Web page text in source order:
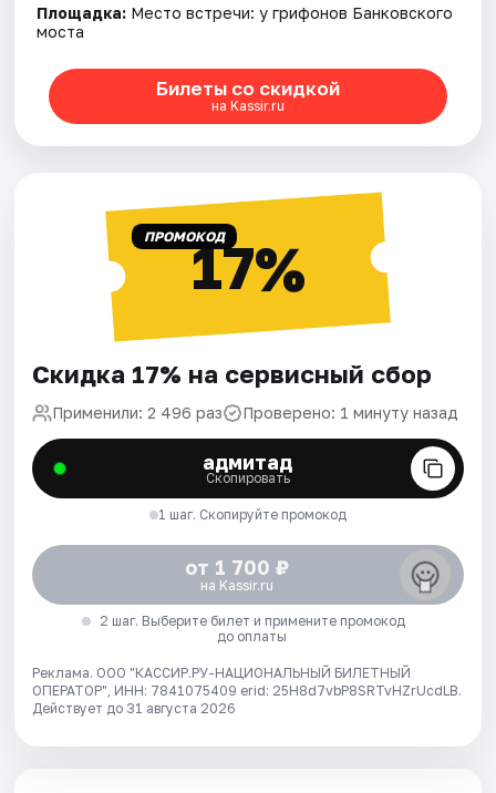
Площадка: Место встречи: у грифонов Банковского
моста
Билеты со скидкой
на Kassir.ru
ПРОМОКОД17%
Скидка 17% на сервисный сбор
Применили: 2 496 раз Проверено: 1 минуту назад
адмитад
Скопировать
1 шаг. Скопируйте промокод
от 1 700 ₽
на Kassir.ru
2 шаг. Выберите билет и примените промокод
до оплаты
Реклама. ООО "КАССИР.РУ-НАЦИОНАЛЬНЫЙ БИЛЕТНЫЙ
ОПЕРАТОР", ИНН: 7841075409 erid: 25H8d7vbP8SRTvHZrUcdLB.
Действует до 31 августа 2026